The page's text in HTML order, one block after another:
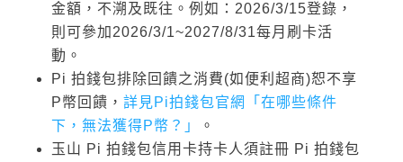
金額，不溯及既往。例如：2026/3/15登錄，
則可參加2026/3/1~2027/8/31每月刷卡活
動。
Pi 拍錢包排除回饋之消費(如便利超商)恕不享
P幣回饋， 詳見Pi拍錢包官網「在哪些條件
下，無法獲得P幣？」
。
玉山 Pi 拍錢包信用卡持卡人須註冊 Pi 拍錢包